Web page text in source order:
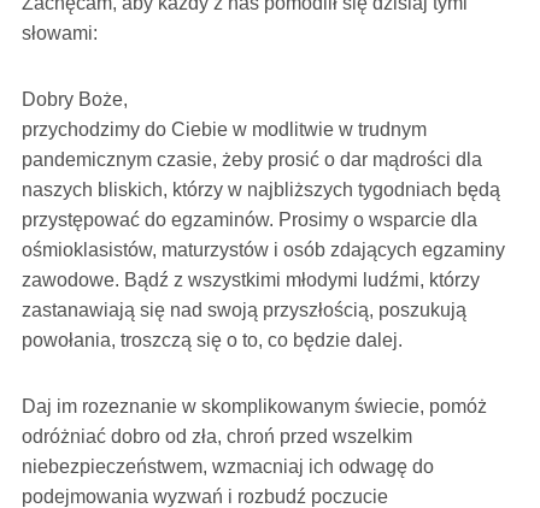
słowami:
Dobry Boże,
przychodzimy do Ciebie w modlitwie w trudnym
pandemicznym czasie, żeby prosić o dar mądrości dla
naszych bliskich, którzy w najbliższych tygodniach będą
przystępować do egzaminów. Prosimy o wsparcie dla
ośmioklasistów, maturzystów i osób zdających egzaminy
zawodowe. Bądź z wszystkimi młodymi ludźmi, którzy
zastanawiają się nad swoją przyszłością, poszukują
powołania, troszczą się o to, co będzie dalej.
Daj im rozeznanie w skomplikowanym świecie, pomóż
odróżniać dobro od zła, chroń przed wszelkim
niebezpieczeństwem, wzmacniaj ich odwagę do
podejmowania wyzwań i rozbudź poczucie